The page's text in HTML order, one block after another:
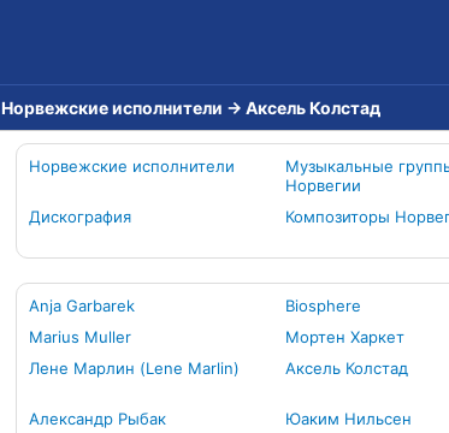
Норвежские исполнители → Аксель Колстад
Норвежские исполнители
Музыкальные
Норвегии
Дискография Композиторы
Anja Garbarek Biosphere
Marius Muller
Мортен Харкет
Лене Марлин (Lene Marlin)
Аксель Колстад
Александр Рыбак Юаким Нильсен